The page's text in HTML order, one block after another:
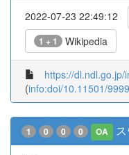
2022-07-23 22:49:12
1 + 1 Wikipedia
https://dl.ndl.go.jp/
(info:doi/10.11501/
1 0 0 0 OA